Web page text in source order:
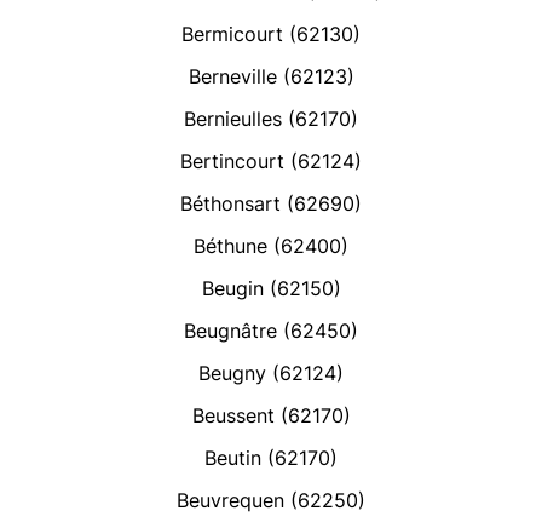
Bermicourt (62130)
Berneville (62123)
Bernieulles (62170)
Bertincourt (62124)
Béthonsart (62690)
Béthune (62400)
Beugin (62150)
Beugnâtre (62450)
Beugny (62124)
Beussent (62170)
Beutin (62170)
Beuvrequen (62250)